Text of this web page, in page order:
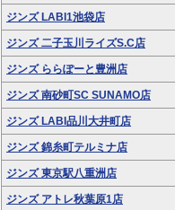
ジンズ LABI1池袋店
ジンズ 二子玉川ライズS.C店
ジンズ ららぽーと豊洲店
ジンズ 南砂町SC SUNAMO店
ジンズ LABI品川大井町店
ジンズ 錦糸町テルミナ店
ジンズ 東京駅八重洲店
ジンズ アトレ秋葉原1店